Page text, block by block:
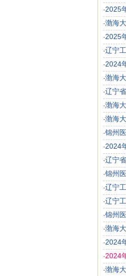
·2025
·渤海
·2025
·辽宁
·2024
·渤海
·辽宁
·渤海
·渤海
·锦州
·2024
·辽宁
·锦州
·辽宁
·辽宁
·锦州
·渤海
·2024
·2024
·渤海